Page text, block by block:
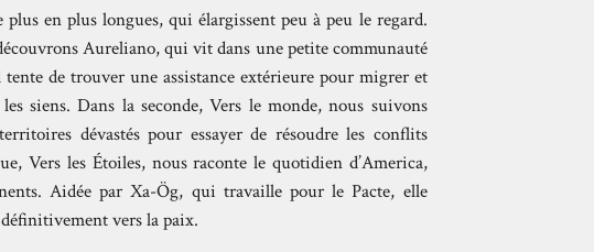
en plus longues, qui élargissent peu à peu le regard.
Aureliano, qui vit dans une petite communauté
de trouver une assistance extérieure pour migrer et
siens. Dans la seconde, Vers le monde, nous suivons
dévastés pour essayer de résoudre les conflits
Vers les Étoiles, nous raconte le quotidien d’America,
Aidée par Xa-Ög, qui travaille pour le Pacte, elle
définitivement vers la paix.